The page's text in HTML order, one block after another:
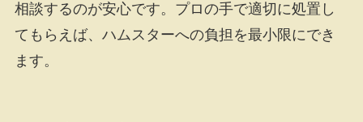
相談するのが安心です。プロの手で適切に処置し
てもらえば、ハムスターへの負担を最小限にでき
ます。